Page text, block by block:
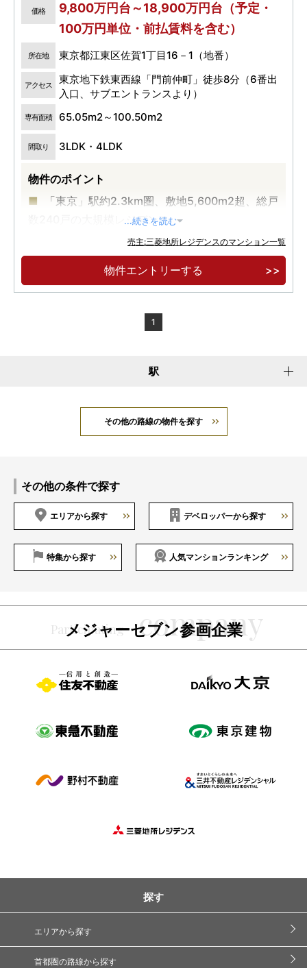
価格
9,800万円台～18,900万円台（予定・
100万円単位・前払賃料を含む）
所在地 東京都江東区佐賀1丁目16－1（地番）
アクセス
東京地下鉄東西線「門前仲町」徒歩8分（6番出
入口、サブエントランスより）
専有面積 65.05m2～100.50m2
間取り 3LDK・4LDK
物件のポイント
「東京」駅約2.3km圏、敷地5,600m2超、総戸
数240戸の大規模レジデンス
東京メトロ東西線・都営大江戸線「門前仲町」
駅、東京メトロ半蔵門線「水天宮前」駅の2駅3路
...続きを読む
売主:三菱地所レジデンスのマンション一覧
物件エントリーする
1
駅
その他の路線の物件を探す
その他の条件で探す
エリアから探す デベロッパーから探す
特集から探す 人気マンションランキング
メジャーセブン参画企業
探す
エリアから探す
首都圏の路線から探す